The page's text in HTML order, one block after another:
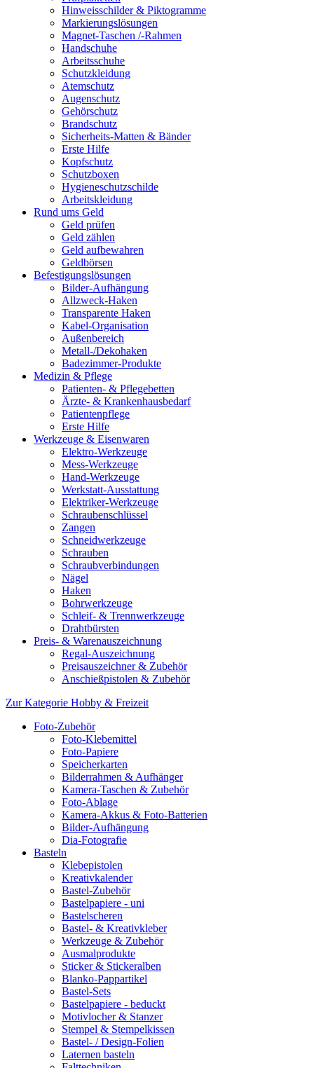
Hinweisschilder & Piktogramme
Markierungslösungen
Magnet-Taschen /-Rahmen
Handschuhe
Arbeitsschuhe
Schutzkleidung
Atemschutz
Augenschutz
Gehörschutz
Brandschutz
Sicherheits-Matten & Bänder
Erste Hilfe
Kopfschutz
Schutzboxen
Hygieneschutzschilde
Arbeitskleidung
Rund ums Geld
Geld prüfen
Geld zählen
Geld aufbewahren
Geldbörsen
Befestigungslösungen
Bilder-Aufhängung
Allzweck-Haken
Transparente Haken
Kabel-Organisation
Außenbereich
Metall-/Dekohaken
Badezimmer-Produkte
Medizin & Pflege
Patienten- & Pflegebetten
Ärzte- & Krankenhausbedarf
Patientenpflege
Erste Hilfe
Werkzeuge & Eisenwaren
Elektro-Werkzeuge
Mess-Werkzeuge
Hand-Werkzeuge
Werkstatt-Ausstattung
Elektriker-Werkzeuge
Schraubenschlüssel
Zangen
Schneidwerkzeuge
Schrauben
Schraubverbindungen
Nägel
Haken
Bohrwerkzeuge
Schleif- & Trennwerkzeuge
Drahtbürsten
Preis- & Warenauszeichnung
Regal-Auszeichnung
Preisauszeichner & Zubehör
Anschießpistolen & Zubehör
Zur Kategorie Hobby & Freizeit
Foto-Zubehör
Foto-Klebemittel
Foto-Papiere
Speicherkarten
Bilderrahmen & Aufhänger
Kamera-Taschen & Zubehör
Foto-Ablage
Kamera-Akkus & Foto-Batterien
Bilder-Aufhängung
Dia-Fotografie
Basteln
Klebepistolen
Kreativkalender
Bastel-Zubehör
Bastelpapiere - uni
Bastelscheren
Bastel- & Kreativkleber
Werkzeuge & Zubehör
Ausmalprodukte
Sticker & Stickeralben
Blanko-Pappartikel
Bastel-Sets
Bastelpapiere - beduckt
Motivlocher & Stanzer
Stempel & Stempelkissen
Bastel- / Design-Folien
Laternen basteln